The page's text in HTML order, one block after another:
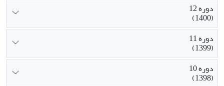
دوره 12
(1400)
دوره 11
(1399)
دوره 10
(1398)